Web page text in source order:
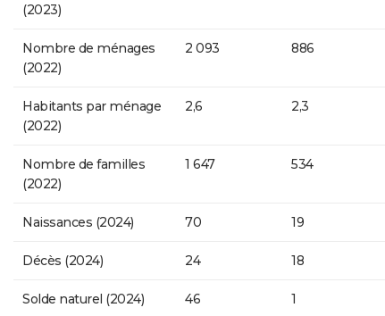
(2023)
Nombre de ménages
(2022)
2 093 886
Habitants par ménage
(2022)
2,6 2,3
Nombre de familles
(2022)
1 647 534
Naissances (2024) 70 19
Décès (2024) 24 18
Solde naturel (2024) 46 1